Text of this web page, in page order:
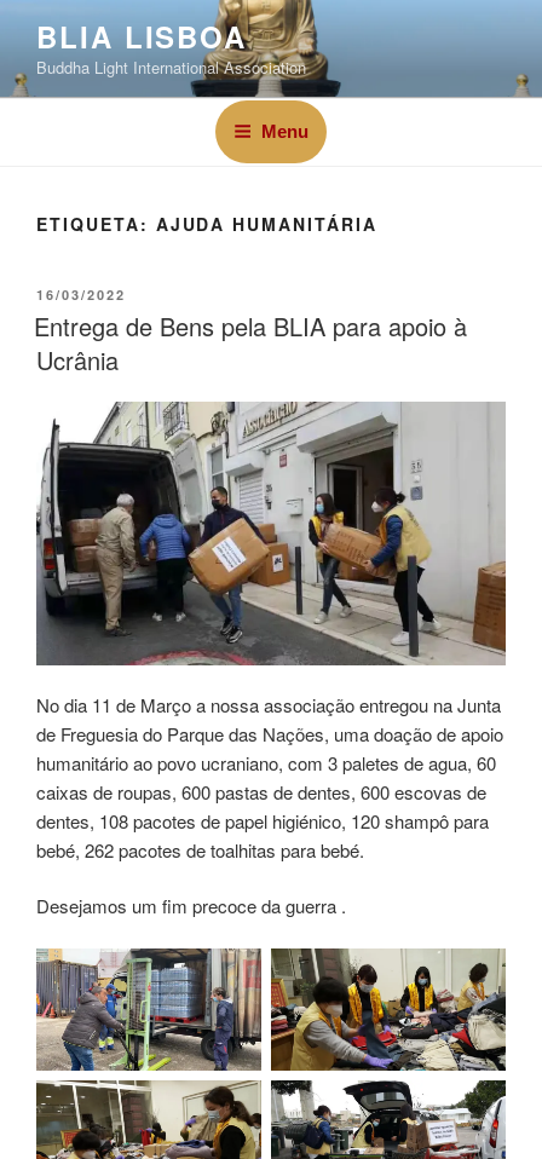
BLIA LISBOA
Buddha Light International Association
Menu
ETIQUETA: AJUDA HUMANITÁRIA
16/03/2022
Entrega de Bens pela BLIA para apoio à
Ucrânia
No dia 11 de Março a nossa associação entregou na Junta
de Freguesia do Parque das Nações, uma doação de apoio
humanitário ao povo ucraniano, com 3 paletes de agua, 60
caixas de roupas, 600 pastas de dentes, 600 escovas de
dentes, 108 pacotes de papel higiénico, 120 shampô para
bebé, 262 pacotes de toalhitas para bebé.
Desejamos um fim precoce da guerra .